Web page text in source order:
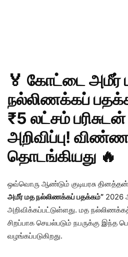
🏅 கோட்டை அமீர்
நல்லிணக்கப்
₹5 லட்சம் பரிசுடன்
அறிவிப்பு!
தொடங்கியது 🔥
ஒவ்வொரு ஆண்டும் குடியரசு
அமீர் மத நல்லிணக்கப் பதக்கம்” 2026
அறிவிக்கப்பட்டுள்ளது. மத
சிறப்பாக செயல்படும் நபருக்கு இந்த
வழங்கப்படுகிறது.